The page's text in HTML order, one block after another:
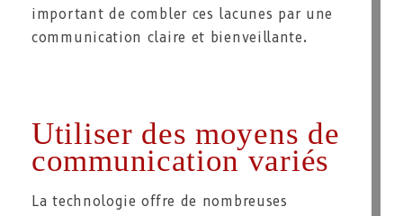
important de combler ces lacunes par une
communication claire et bienveillante.
Utiliser des moyens de
communication variés
La technologie offre de nombreuses